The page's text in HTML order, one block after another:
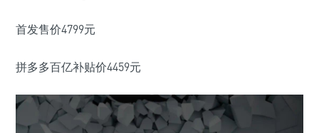
首发售价4799元
拼多多百亿补贴价4459元